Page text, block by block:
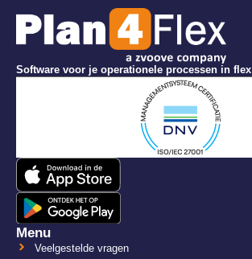
Software voor je operationele processen in flex
Menu
Veelgestelde vragen